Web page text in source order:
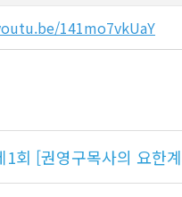
141mo7vkUaY
1회 [권영구목사의 요한